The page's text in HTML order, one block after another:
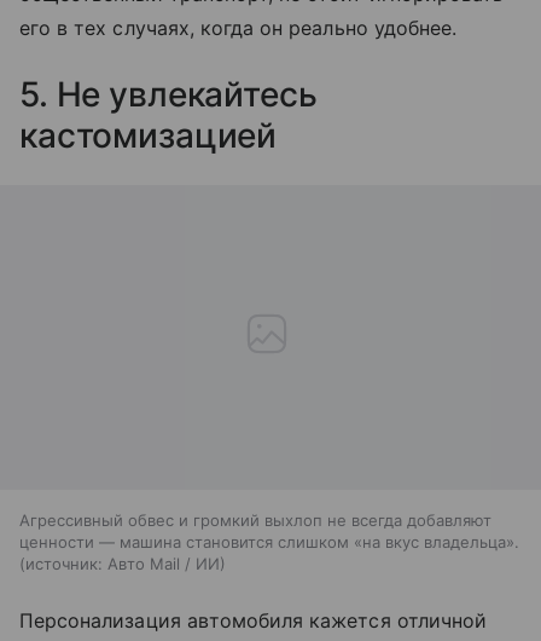
его в тех случаях, когда он реально удобнее.
5. Не увлекайтесь
кастомизацией
Агрессивный обвес и громкий выхлоп не всегда добавляют
ценности — машина становится слишком «на вкус владельца».
источник: Авто Mail / ИИ
Персонализация автомобиля кажется отличной